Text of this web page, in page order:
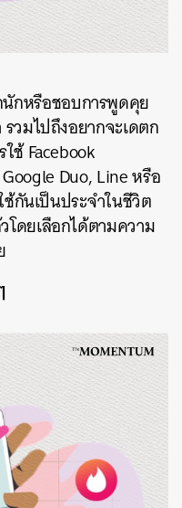
กหรือชอบการพูดคุย
วมไปถึงอยากจะเดตก
ช้ Facebook
Duo, Line หรือ
กันเป็นประจำในชีวิต
ดยเลือกได้ตามความ